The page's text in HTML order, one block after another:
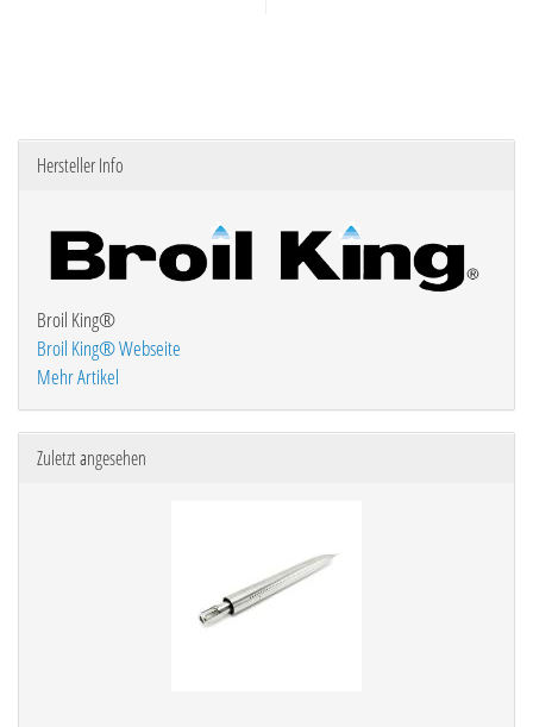
Hersteller Info
Broil King®
Broil King® Webseite
Mehr Artikel
Zuletzt angesehen